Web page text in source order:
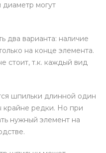
диаметр могут
два варианта: наличие
на конце элемента.
стоит, т.к. каждый вид
шпильки длинной один
крайне редки. Но при
нужный элемент на